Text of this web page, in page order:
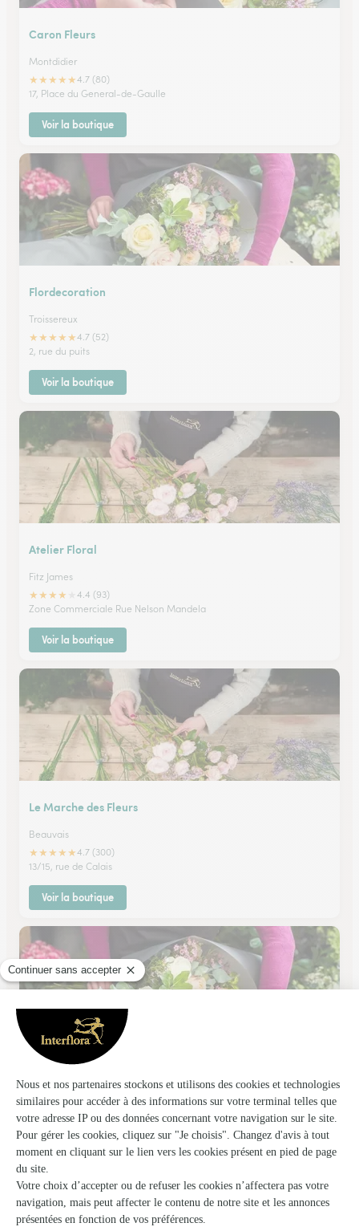
Caron Fleurs
Montdidier
★★★★★4.7 (80)
17, Place du General-de-Gaulle
Voir la boutique
Flordecoration
Troissereux
★★★★★4.7 (52)
2, rue du puits
Voir la boutique
Atelier Floral
Fitz James
★★★★
4.4 (93)
Zone Commerciale Rue Nelson Mandela
Voir la boutique
Le Marche des Fleurs
Beauvais
★★★★★4.7 (300)
13/15, rue de Calais
Voir la boutique
Label Fleur
Beauvais
★
25, rue de la Madeleine
Voir la boutique